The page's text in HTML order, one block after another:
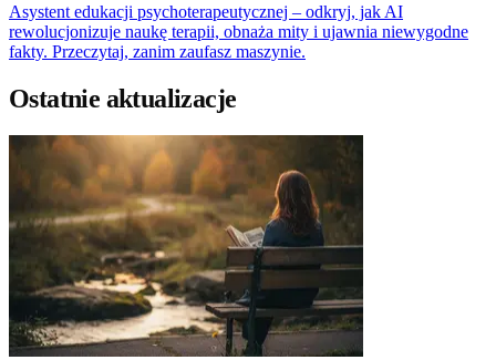
Asystent edukacji psychoterapeutycznej – odkryj, jak AI
rewolucjonizuje naukę terapii, obnaża mity i ujawnia niewygodne
fakty. Przeczytaj, zanim zaufasz maszynie.
Ostatnie aktualizacje